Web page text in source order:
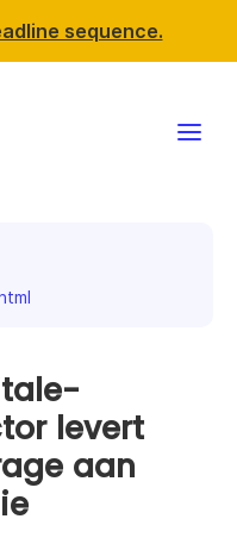
sequence.
levert
aan